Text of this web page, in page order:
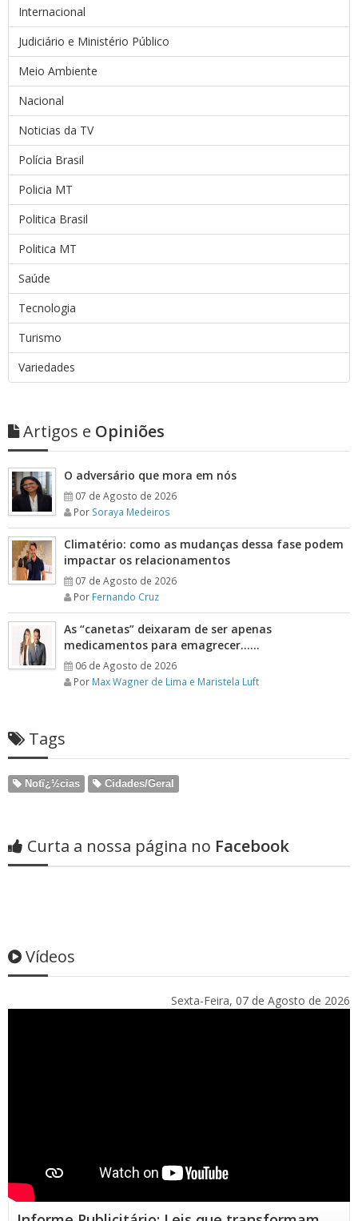
Internacional
Judiciário e Ministério Público
Meio Ambiente
Nacional
Noticias da TV
Polícia Brasil
Policia MT
Politica Brasil
Politica MT
Saúde
Tecnologia
Turismo
Variedades
Artigos e Opiniões
O adversário que mora em nós
07 de Agosto de 2026
Por Soraya Medeiros
Climatério: como as mudanças dessa fase podem
impactar os relacionamentos
07 de Agosto de 2026
Por Fernando Cruz
As “canetas” deixaram de ser apenas
medicamentos para emagrecer……
06 de Agosto de 2026
Por Max Wagner de Lima e Maristela Luft
Tags
Notï¿½cias Cidades/Geral
Curta a nossa página no Facebook
Vídeos
Sexta-Feira, 07 de Agosto de 2026